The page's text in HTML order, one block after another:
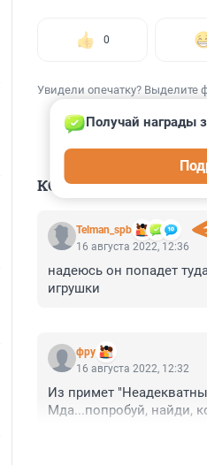
0
Увидели опечатку? Выделите
КОММЕНТАРИИ 6
Telman_spb
Получай награды
16 августа 2022, 12:36
надеюсь он попадет
игрушки
фру
16 августа 2022, 12:32
Из примет
Мда...попробуй, найди,